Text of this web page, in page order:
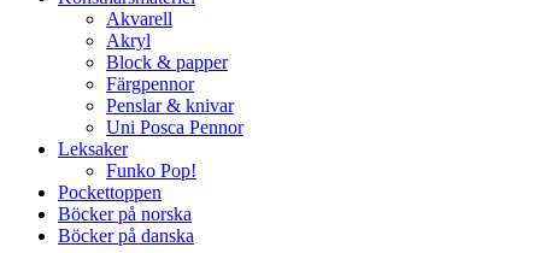
Akvarell
Akryl
Block & papper
Färgpennor
Penslar & knivar
Uni Posca Pennor
Leksaker
Funko Pop!
Pockettoppen
Böcker på norska
Böcker på danska